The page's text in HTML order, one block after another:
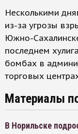
Несколькими
из-за угрозы
Южно-
последнем
бомбах в
торговых
Материалы
В Норильске